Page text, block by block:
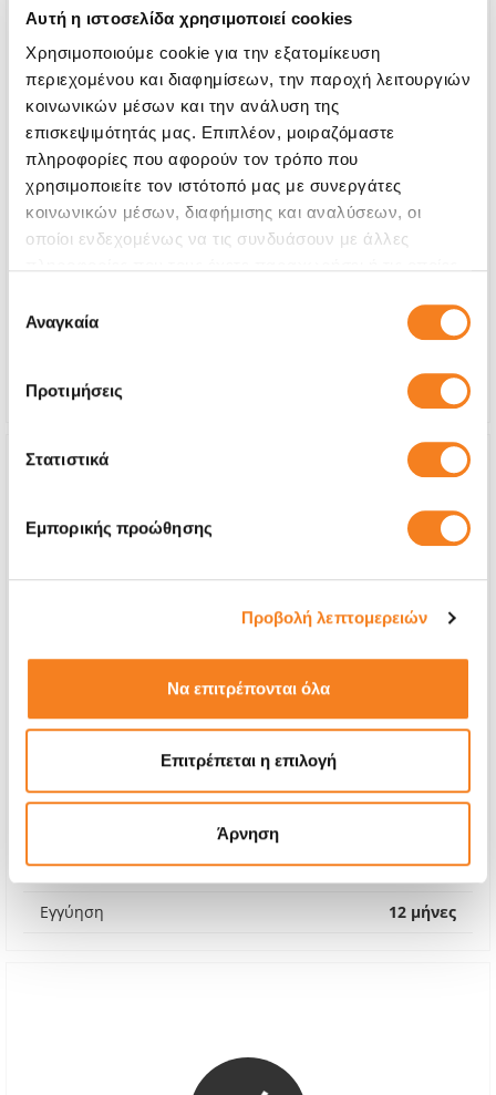
Αυτή η ιστοσελίδα χρησιμοποιεί cookies
Χρησιμοποιούμε cookie για την εξατομίκευση
περιεχομένου και διαφημίσεων, την παροχή λειτουργιών
κοινωνικών μέσων και την ανάλυση της
επισκεψιμότητάς μας. Επιπλέον, μοιραζόμαστε
πληροφορίες που αφορούν τον τρόπο που
χρησιμοποιείτε τον ιστότοπό μας με συνεργάτες
κοινωνικών μέσων, διαφήμισης και αναλύσεων, οι
οποίοι ενδεχομένως να τις συνδυάσουν με άλλες
των υπηρεσιών τους.
συγκατάθεσης
Αναγκαία
Προτιμήσεις
Στατιστικά
Εμπορικής προώθησης
Προβολή λεπτομερειών
Να επιτρέπονται όλα
Επιτρέπεται η επιλογή
Άρνηση
Αυθεντική Οθόνη
-
1-2 ώρες
Εγγύηση
12 μήνες
€68,54
Χρόνος
1-2 ώρες
Εγγύηση
12 μήνες